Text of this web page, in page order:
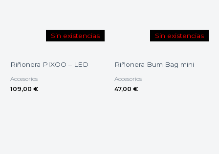
Sin existencias
Riñonera PIXOO – LED
Accesorios
109,00 €
Sin existencias
Riñonera Bum Bag mini
Accesorios
47,00 €